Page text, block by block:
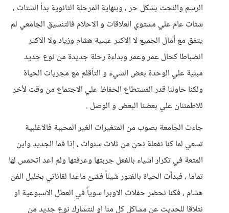
الرسم والنحت بشكل حر ، وبنهاية المرحلة الثانوية بدأ الشتات ،
شتات عام علي مستوي العلاقات و الاحلام فالتنسيق الجامعي لم
يتفق مع أمال الجميع لا الاكثر عبثية هشام وزياد ولا الاكثر
انضباطا كحال عمر وعمر وبداءة رحلة جديدة من نوع جديد
مبنية علي الوحدة بعض الشيء و التأقلم مع مجريات الحياة
ولكنا حاولنا قدر المستطاع الحفاظ علي الاجتماع من وقت لأخر
للاطمئنان علي بعضنا البعض و الوصل .
جاءت الجامعة بصوب من المتغيرات الغير المحببة فالاغلبية
تسعي لما كنا نفعلة نحن من ثلاث سنوات ، إذا فما الجديد واين
المتعة في تكرار اشياء بالفعل جربتها وعرفتها ولم اعد اتحمس لها
تماما ، فبدأت الحياة بالفتور شيئاً فشئ ماعدا لقائاتي بخليل الفن
هشام ، فكنا نحضر حفلات الاوبرا سوياً في العطل الاسبوعية او
نتلاقا للحديث عن مشاكل كل منا او لنتشارك نوع جديد من